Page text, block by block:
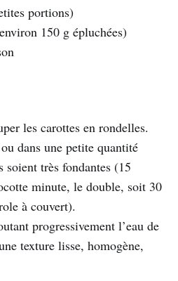
portions)
150 g épluchées)
les carottes en rondelles.
dans une petite quantité
soient très fondantes (15
minute, le double, soit 30
à couvert).
progressivement l’eau de
texture lisse, homogène,